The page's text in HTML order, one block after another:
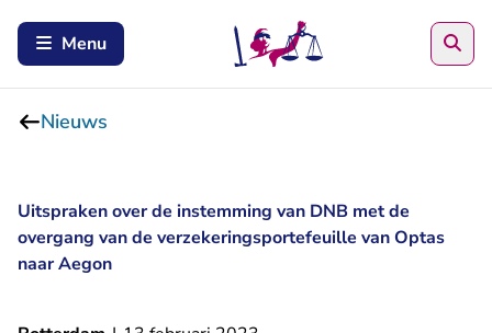
Menu
Nieuws
Uitspraken over de instemming van DNB met de
overgang van de verzekeringsportefeuille van Optas
naar Aegon